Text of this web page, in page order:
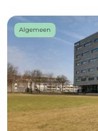
Algemeen